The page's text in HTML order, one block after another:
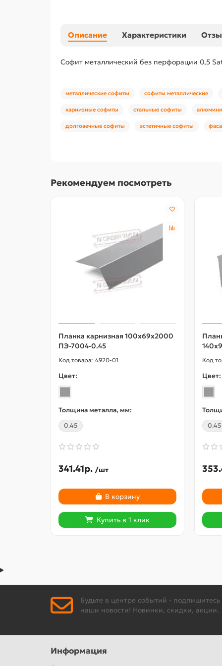
Описание Характеристики
Софит металлический без перфорации 0,5
металлические софиты софиты металлические
карнизные софиты стальные софиты
долговечные софиты эстетичные софиты
Рекомендуем посмотреть
Планка карнизная 100х69х2000
ПЭ-7004-0.45
4920-01
Цвет:
Толщина металла, мм:
0.45
341.41р. /шт
В корзину
Купить в 1 клик
Цвет:
0.45
Будьте в центре событий - подпишитесь
наши новости! Новинки, скидки, акции.
Информация